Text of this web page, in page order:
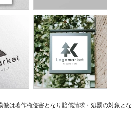
倣は著作権侵害となり賠償請求・処罰の対象とな